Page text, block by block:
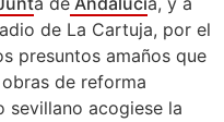
de La Cartuja, por el
presuntos amaños que
de reforma
sevillano acogiese la